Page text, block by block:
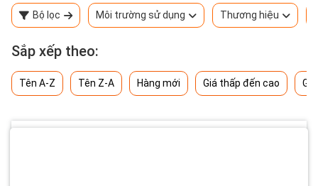
Bộ lọc Môi trường sử dụng Thương hiệu
Sắp xếp theo:
Tên A-Z Tên Z-A Hàng mới Giá thấp đến cao